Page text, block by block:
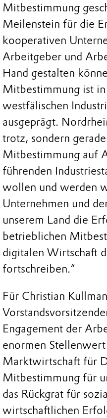
Mitbestimmung
Meilenstein für die
kooperativen
Arbeitgeber und
Hand gestalten
Mitbestimmung ist
westfälischen
ausgeprägt.
trotz, sondern
Mitbestimmung auf
führenden
wollen und werden
Unternehmen und
unserem Land die
betrieblichen
digitalen Wirtschaft
fortschreiben.“
Für Christian
Engagement der
enormen
Marktwirtschaft für
Mitbestimmung für
das Rückgrat für
wirtschaftlichen